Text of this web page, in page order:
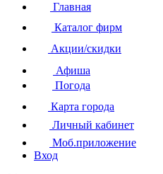
Главная
Каталог фирм
Акции/скидки
Афиша
Погода
Карта города
Личный кабинет
Моб.приложение
Вход